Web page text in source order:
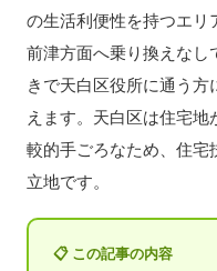
の生活利便性を持つエリ
前津方面へ乗り換えな
きで天白区役所に通う
えます。天白区は住宅
較的手ごろなため、住宅
立地です。
📋 この記事の内容